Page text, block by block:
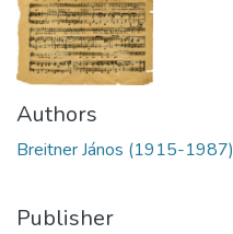
Authors
Breitner János (1915-1987)
Publisher